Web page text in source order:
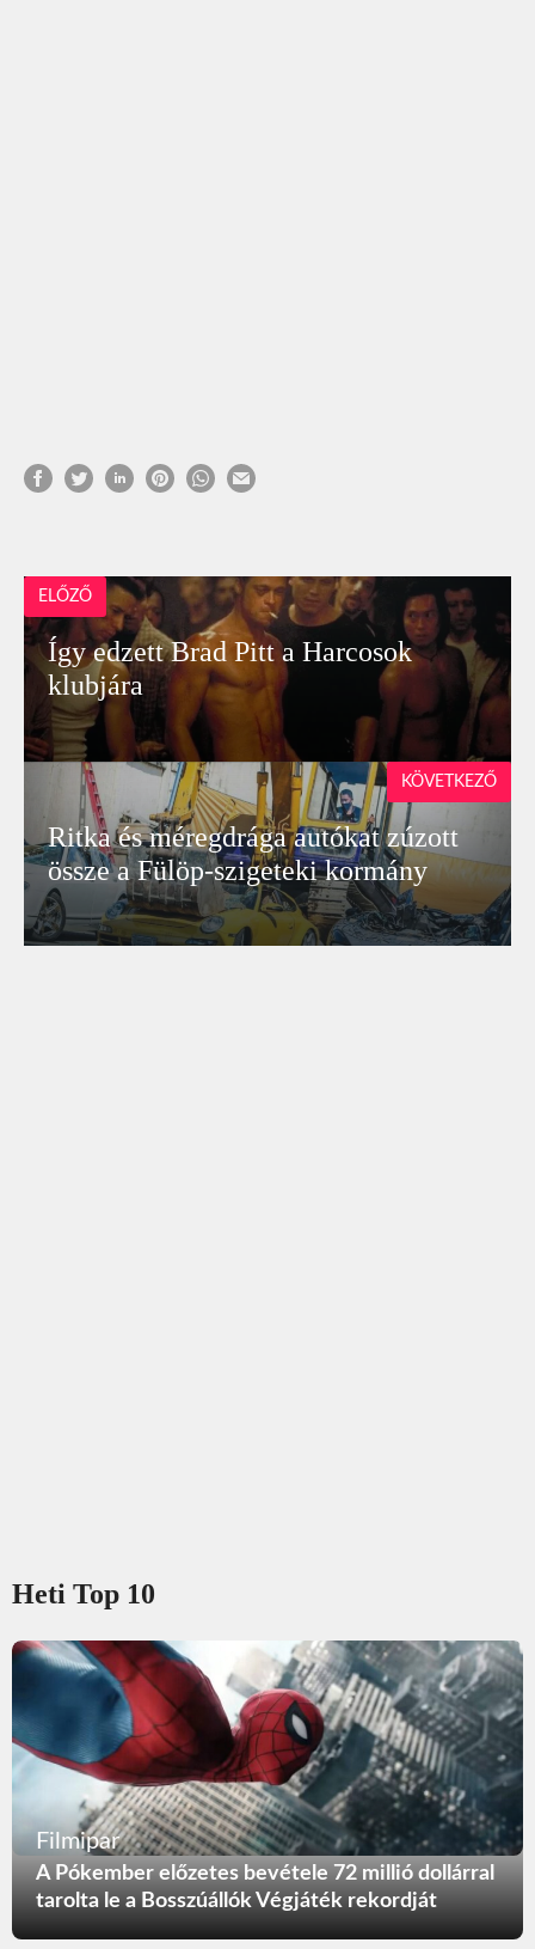
ELŐZŐ
Így edzett Brad Pitt a Harcosok
klubjára
Ritka és méregdrága autókat zúzott
össze a Fülöp-szigeteki kormány
KÖVETKEZŐ
Heti Top 10
Filmipar
A Pókember előzetes bevétele 72 millió dollárral
tarolta le a Bosszúállók Végjáték rekordját